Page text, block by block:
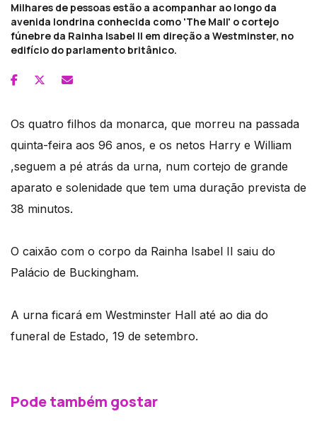
Milhares de pessoas estão a acompanhar ao longo da
avenida londrina conhecida como 'The Mall' o cortejo
fúnebre da Rainha Isabel II em direção a Westminster, no
edifício do parlamento britânico.
Os quatro filhos da monarca, que morreu na passada
quinta-feira aos 96 anos, e os netos Harry e William
,seguem a pé atrás da urna, num cortejo de grande
aparato e solenidade que tem uma duração prevista de
38 minutos.
O caixão com o corpo da Rainha Isabel II saiu do
Palácio de Buckingham.
A urna ficará em Westminster Hall até ao dia do
funeral de Estado, 19 de setembro.
Pode também gostar